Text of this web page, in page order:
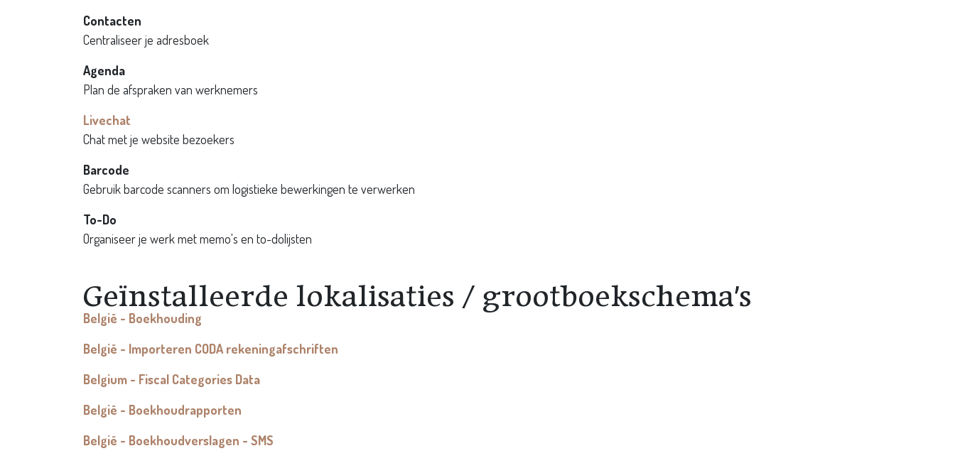
Contacten
Centraliseer je adresboek
Agenda
Plan de afspraken van werknemers
Livechat
Chat met je website bezoekers
Barcode
Gebruik barcode scanners om logistieke bewerkingen te verwerken
To-Do
Organiseer je werk met memo's en to-dolijsten
Geïnstalleerde lokalisaties / grootboekschema's
België - Boekhouding
België - Importeren CODA rekeningafschriften
Belgium - Fiscal Categories Data
België - Boekhoudrapporten
België - Boekhoudverslagen - SMS